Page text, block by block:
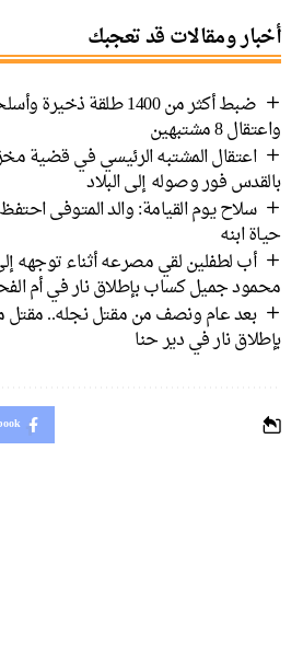
أخبار ومقالات قد تعجبك
ضبط أكثر من 1400 طلقة
واعتقال 8 مشتبهين
اعتقال المشتبه الرئيسي في قضية
بالقدس فور وصوله إلى البلاد
سلاح يوم القيامة: والد المتوفى
حياة ابنه
أب لطفلين لقي مصرعه أثناء توجهه
محمود جميل كساب بإطلاق نار في أم
بعد عام ونصف من مقتل نجله..
بإطلاق نار في دير حنا